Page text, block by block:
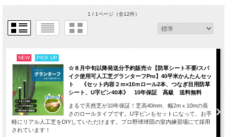
1 / 1ページ（全12件）
NEW PICK UP
☆８月中旬以降発送分予約販売☆【防草シート不要/スパ
イク使用可人工芝グランターフPro】40平米かんたんセッ
ト 《セット内容２ｍ×10ｍロール2本、つなぎ目用防草
シート、U字ピン40本》 10年保証 高級 送料無料
まるで天然芝が10年保証！芝高40mm、幅2mｘ10mの長
さのロールタイプです。U字ピンもセットになって、お手
軽にリアル人工芝をDIYしていただけます。プロ野球球団の室内練習場にて採用
されています！